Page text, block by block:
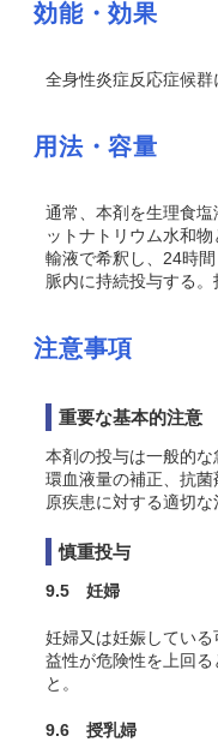
効能・効果
全身性炎症反応症候
用法・容量
通常、本剤を生理食
ットナトリウム水和
輸液で希釈し、24時
脈内に持続投与する。
注意事項
重要な基本的注意
本剤の投与は一般的
環血液量の補正、抗菌
原疾患に対する適切な
慎重投与
9.5 妊婦
妊婦又は妊娠してい
益性が危険性を上回
と。
9.6 授乳婦